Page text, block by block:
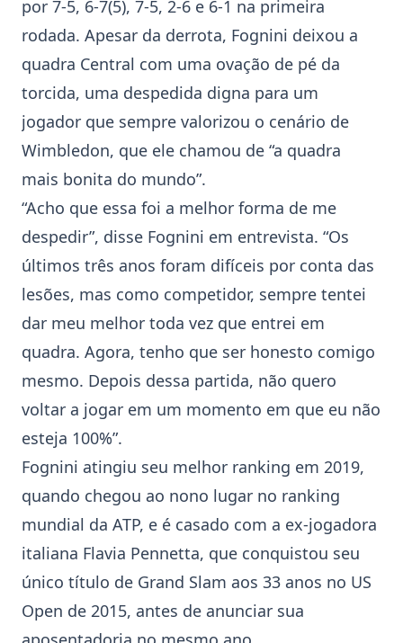
por 7-5, 6-7(5), 7-5, 2-6 e 6-1 na primeira
rodada. Apesar da derrota, Fognini deixou a
quadra Central com uma ovação de pé da
torcida, uma despedida digna para um
jogador que sempre valorizou o cenário de
Wimbledon, que ele chamou de “a quadra
mais bonita do mundo”.
“Acho que essa foi a melhor forma de me
despedir”, disse Fognini em entrevista. “Os
últimos três anos foram difíceis por conta das
lesões, mas como competidor, sempre tentei
dar meu melhor toda vez que entrei em
quadra. Agora, tenho que ser honesto comigo
mesmo. Depois dessa partida, não quero
voltar a jogar em um momento em que eu não
esteja 100%”.
Fognini atingiu seu melhor ranking em 2019,
quando chegou ao nono lugar no ranking
mundial da ATP, e é casado com a ex-jogadora
italiana Flavia Pennetta, que conquistou seu
único título de Grand Slam aos 33 anos no US
Open de 2015, antes de anunciar sua